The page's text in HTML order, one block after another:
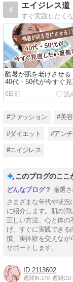
4
酷暑が肌を老けさせる
40代・50代が今すぐ見
たい夏美容
6日前
#ファッション #美容
#ダイエット #アン
#エイジレス
このブログのここ
厳選
さまざまな年代や状況
に紹介します。肌の潤
正しい方法、心と体の
げ、すぐに実践できる
慣、実体験を交えなが
サポートします。
2113602
週間IN:170 週間